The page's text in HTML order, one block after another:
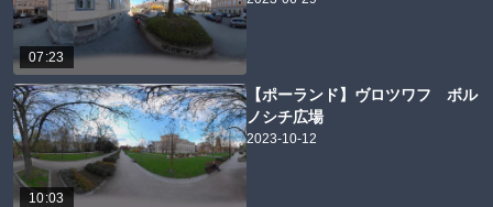
07:23
10:03
【ポーランド】ヴロツワフ ボル
ノシチ広場
2023-10-12